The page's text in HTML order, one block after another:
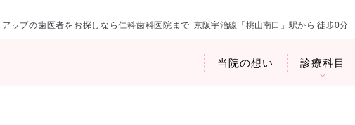
ップの歯医者をお探しなら仁科歯科医院まで 京阪宇治線「桃山南口」駅から 徒歩0分
当院の想い 診療科目